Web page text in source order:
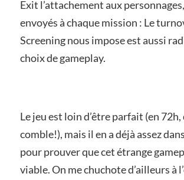
Exit l’attachement aux
envoyés à chaque mission : Le
Screening nous impose est aussi
choix de gameplay.
Le jeu est loin d’être parfait (en 72h,
comble!), mais il en a déjà assez
pour prouver que cet étrange
viable. On me chuchote d’ailleurs à